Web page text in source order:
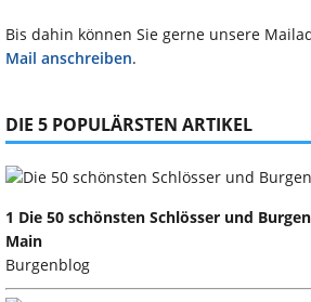
Bis dahin können Sie gerne unsere
Mail anschreiben.
DIE 5 POPULÄRSTEN ARTIKEL
1 Die 50 schönsten Schlösser und
Main
Burgenblog